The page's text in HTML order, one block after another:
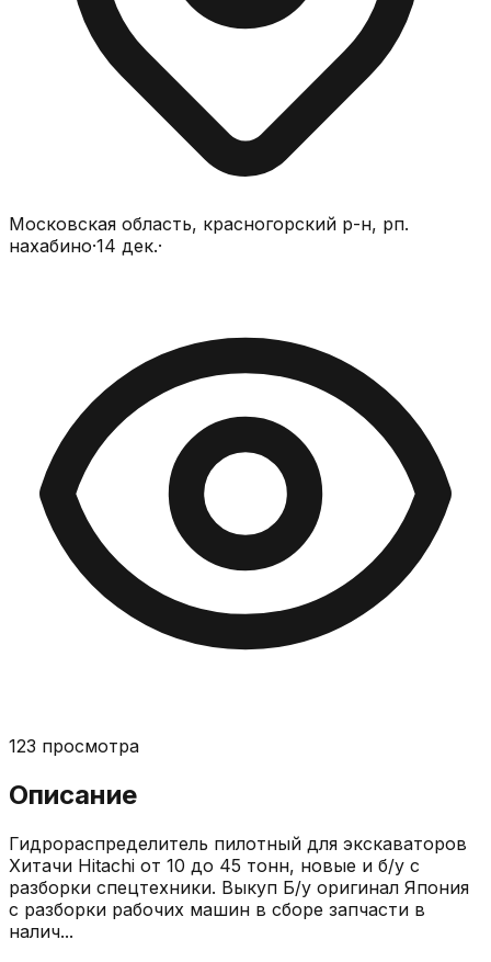
Московская область, красногорский р-н, рп.
нахабино·14 дек.·
123 просмотра
Описание
Гидрораспределитель пилотный для экскаваторов
Хитачи Hitachi от 10 до 45 тонн, новые и б/у с
разборки спецтехники. Выкуп Б/у оригинал Япония
с разборки рабочих машин в сборе запчасти в
налич...